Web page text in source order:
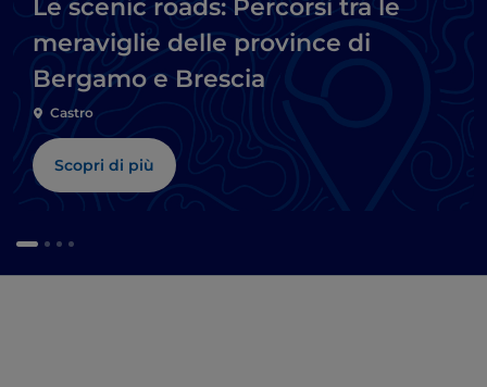
Le scenic roads: Percorsi tra le
meraviglie delle province di
Bergamo e Brescia
Castro
Scopri di più